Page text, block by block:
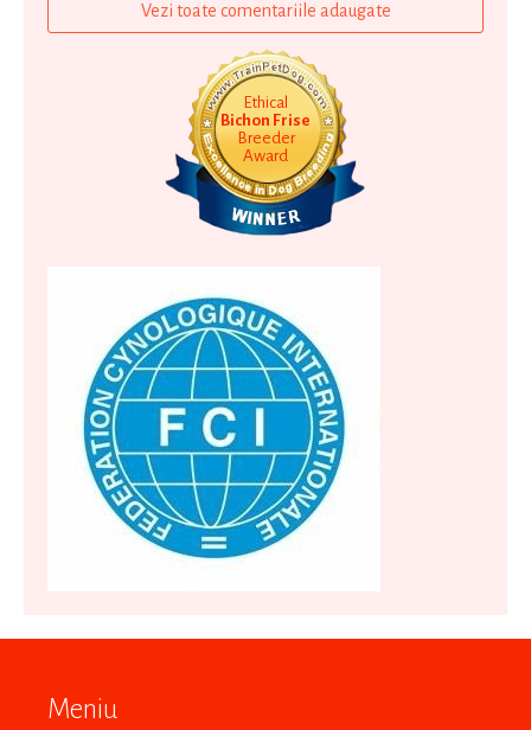
Vezi toate comentariile adaugate
Ethical
Bichon Frise
Breeder
Award
Meniu